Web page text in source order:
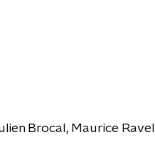
Brocal, Maurice Ravel